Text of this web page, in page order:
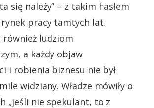
się należy” – z takim hasłem
pracy tamtych lat.
również ludziom
a każdy objaw
i robienia biznesu nie był
widziany. Władze mówiły o
„jeśli nie spekulant, to z